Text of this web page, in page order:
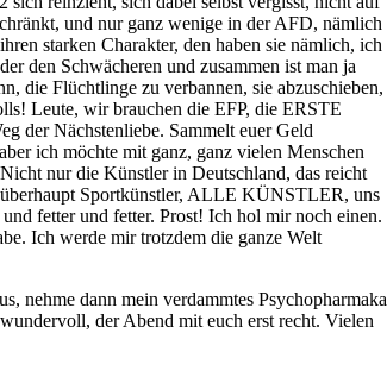
und nur ganz wenige in der AFD, nämlich
starken Charakter, den haben sie nämlich, ich
den Schwächeren und zusammen ist man ja
die Flüchtlinge zu verbannen, sie abzuschieben,
Leute, wir brauchen die EFP, die ERSTE
der Nächstenliebe. Sammelt euer Geld
ich möchte mit ganz, ganz vielen Menschen
nur die Künstler in Deutschland, das reicht
überhaupt Sportkünstler, ALLE KÜNSTLER, uns
fetter und fetter. Prost! Ich hol mir noch einen.
Ich werde mir trotzdem die ganze Welt
nehme dann mein verdammtes Psychopharmaka
der Abend mit euch erst recht. Vielen